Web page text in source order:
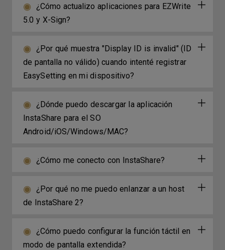
¿Cómo actualizo aplicaciones para EZWrite
5.0 y X-Sign?
¿Por qué muestra "Display ID is invalid" (ID
de pantalla no válido) cuando intenté registrar
EasySetting en mi dispositivo?
¿Dónde puedo descargar la aplicación
InstaShare para el SO
Android/iOS/Windows/MAC?
¿Cómo me conecto con InstaShare?
¿Por qué no me puedo enlanzar a un host
de InstaShare 2?
¿Cómo puedo configurar la función táctil en
modo de pantalla extendida?